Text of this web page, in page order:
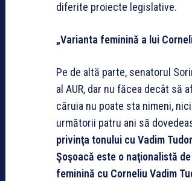
diferite proiecte legislative.
„Varianta feminină a lui
Pe de altă parte, senatorul
al AUR, dar nu făcea decât să
căruia nu poate sta nimeni,
următorii patru ani să
privinţa tonului cu Vadim
Şoşoacă este o naţionalistă
feminină cu Corneliu Vadim